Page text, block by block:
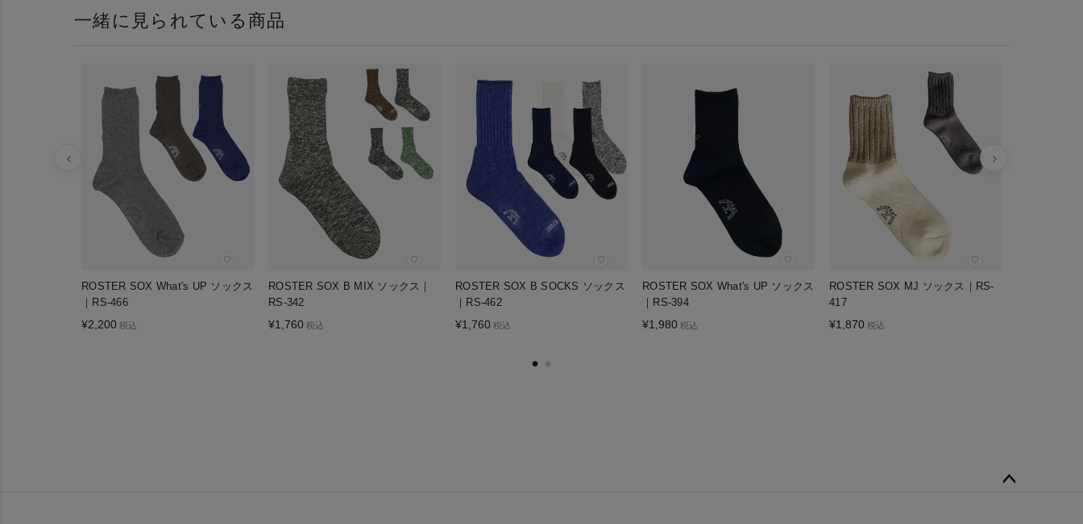
一緒に見られている商品
♡
ROSTER SOX What's UP ソックス
｜RS-466
¥2,200 税込
♡
ROSTER SOX B MIX ソックス｜
RS-342
¥1,760 税込
♡
ROSTER SOX B SOCKS ソックス
｜RS-462
¥1,760 税込
♡
ROSTER SOX What's UP ソックス
｜RS-394
¥1,980 税込
♡
ROSTER SOX MJ ソックス｜RS-
417
¥1,870 税込